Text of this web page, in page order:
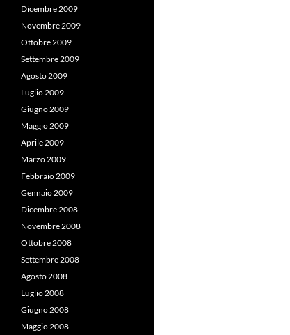
Dicembre 2009
Novembre 2009
Ottobre 2009
Settembre 2009
Agosto 2009
Luglio 2009
Giugno 2009
Maggio 2009
Aprile 2009
Marzo 2009
Febbraio 2009
Gennaio 2009
Dicembre 2008
Novembre 2008
Ottobre 2008
Settembre 2008
Agosto 2008
Luglio 2008
Giugno 2008
Maggio 2008